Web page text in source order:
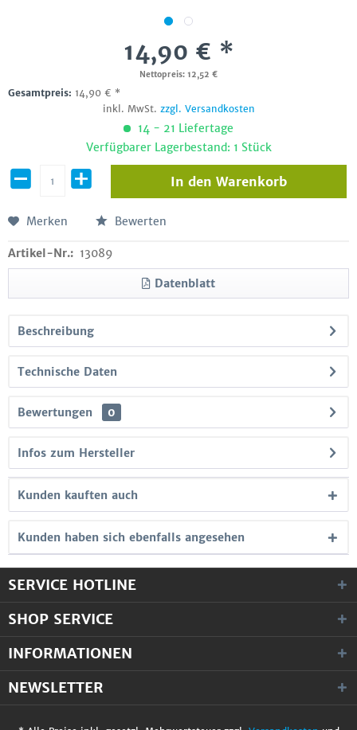
14,90 € *
Nettopreis: 12,52 €
Gesamtpreis: 14,90 € *
inkl. MwSt. zzgl. Versandkosten
14 - 21 Liefertage
Verfügbarer Lagerbestand: 1 Stück
In den Warenkorb
Merken Bewerten
Artikel-Nr.: 13089
Datenblatt
Beschreibung
Technische Daten
Bewertungen 0
Infos zum Hersteller
Kunden kauften auch
Kunden haben sich ebenfalls angesehen
SERVICE HOTLINE
SHOP SERVICE
INFORMATIONEN
NEWSLETTER